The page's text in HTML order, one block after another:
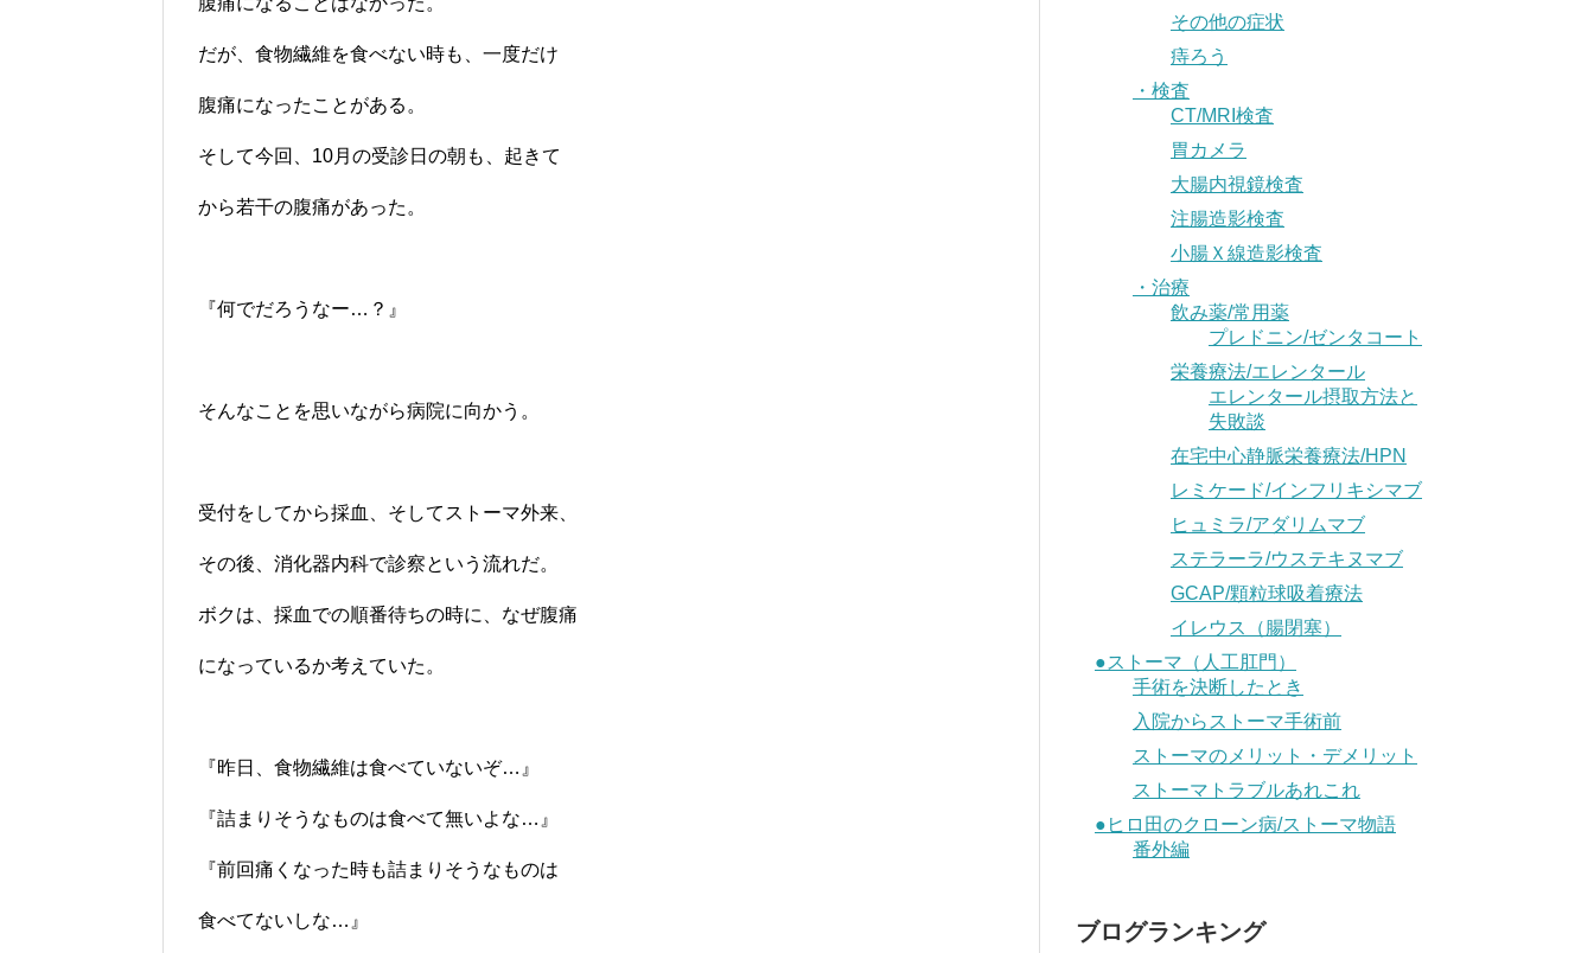
だが、食物繊維を食べない時も、一度だけ
腹痛になったことがある。
そして今回、10月の受診日の朝も、起きて
から若干の腹痛があった。
『何でだろうなー…？』
そんなことを思いながら病院に向かう。
受付をしてから採血、そしてストーマ外来、
その後、消化器内科で診察という流れだ。
ボクは、採血での順番待ちの時に、なぜ腹痛
になっているか考えていた。
『昨日、食物繊維は食べていないぞ…』
『詰まりそうなものは食べて無いよな…』
『前回痛くなった時も詰まりそうなものは
食べてないしな…』
その他の症状
痔ろう
・検査
CT/MRI検査
胃カメラ
大腸内視鏡検査
注腸造影検査
小腸Ｘ線造影検査
・治療
飲み薬/常用薬
プレドニン/ゼンタコート
栄養療法/エレンタール
エレンタール摂取方法と
失敗談
在宅中心静脈栄養療法/HPN
レミケード/インフリキシマブ
ヒュミラ/アダリムマブ
ステラーラ/ウステキヌマブ
GCAP/顆粒球吸着療法
イレウス（腸閉塞）
●ストーマ（人工肛門）
手術を決断したとき
入院からストーマ手術前
ストーマのメリット・デメリット
ストーマトラブルあれこれ
●ヒロ田のクローン病/ストーマ物語
番外編
ブログランキング